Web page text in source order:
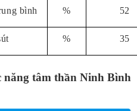
bình % 52
% 35
năng tâm thần Ninh Bình